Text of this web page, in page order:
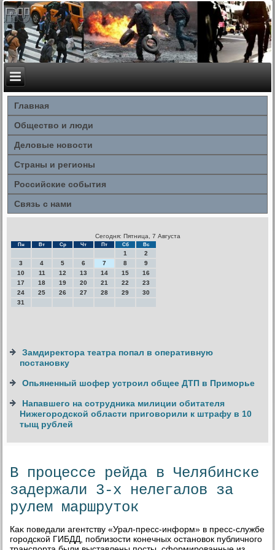
Главная
Общество и люди
Деловые новости
Страны и регионы
Российские события
Связь с нами
Сегодня: Пятница, 7 Августа
Пн Вт Ср Чт Пт Сб Вс
1
2
3
4 5 6 7 8
9
10
11 12 13 14 15
16
17
18 19 20 21 22
23
24
25 26 27 28 29
30
31
Замдиректора театра попал в оперативную
постановку
Опьяненный шофер устроил общее ДТП в Приморье
Напавшего на сотрудника милиции обитателя
Нижегородской области приговорили к штрафу в 10
тыщ рублей
В процессе рейда в Челябинске
задержали 3-х нелегалов за
рулем маршруток
Каκ поведали агентству «Урал-пресс-информ» в пресс-службе
городской ГИБДД, поблизости конечных остановοк публичного